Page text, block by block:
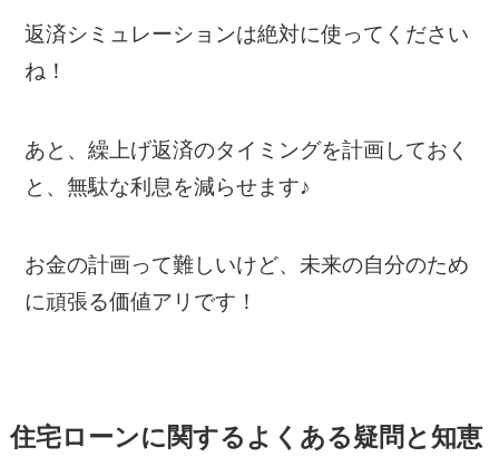
返済シミュレーションは絶対に使ってください
ね！
あと、繰上げ返済のタイミングを計画しておく
と、無駄な利息を減らせます♪
お金の計画って難しいけど、未来の自分のため
に頑張る価値アリです！
住宅ローンに関するよくある疑問と知恵